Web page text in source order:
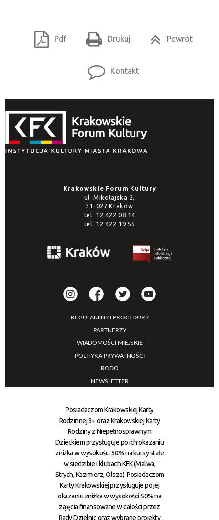
Pdf Drukuj Powrót
Kontakt
Krakowskie Forum Kultury
ul. Mikołajska 2,
31-027 Kraków
tel. 12 422 08 14
tel. 12 422 19 55
REGULAMINY I PROCEDURY
PARTNERZY
WIADOMOŚCI MIEJSKIE
POLITYKA PRYWATNOŚCI
RODO
NEWSLETTER
Posiadaczom Krakowskiej Karty
Rodzinnej 3+ oraz Krakowskiej Karty
Rodziny z Niepełnosprawnym
Dzieckiem przysługuje po ich okazaniu
zniżka w wysokości 50% na kursy stałe
w siedzibie i klubach KFK (Malwa,
Strych, Kazimierz, Olsza). Posiadaczom
Karty Krakowskiej przysługuje po jej
okazaniu zniżka w wysokości 50% na
zajęcia finansowane w całości przez
Rady Dzielnic oraz wybrane projekty